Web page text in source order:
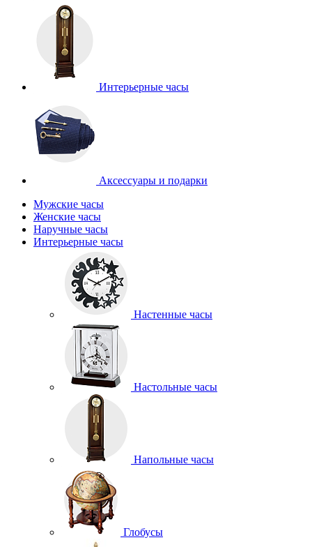
Интерьерные часы
Аксессуары и подарки
Мужские часы
Женские часы
Наручные часы
Интерьерные часы
Настенные часы
Настольные часы
Напольные часы
Глобусы